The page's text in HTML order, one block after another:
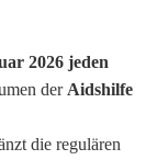
2026 jeden
der Aidshilfe
die regulären